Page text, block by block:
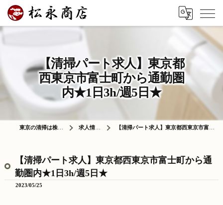
【清掃パート求人】東京都
西東京市富士町から通勤圏
内★1日3h/週5日★
東京の清掃は株式会社松永商店 求人情報ブログ 【清掃パート求人】東京都西東京市富士町から通勤圏内★1日3h/週5日★
【清掃パート求人】東京都西東京市富士町から通
勤圏内★1日3h/週5日★
2023/05/25